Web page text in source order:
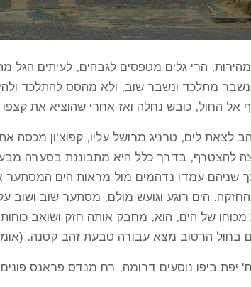
הרי גלים מטפסים לגבהים, לעיתים
מתלכד ונשבר שוב, ולא מהסס להתלכד
החול, כובש נחלה ואז אחרי שהוציא את קצפו
לצאת לים, טרניג מרושל עליו, קפוצ'ון מכסה
להצטרף, בדרך כלל היא מתבוננת בסערה
שניהם עמדו נדהמים מול מראות הים
הים רוגע וגועש מולם, מסתער שוב ושוב
של הים, הוא, מחבק אותה חזק ושואב
בחול הרטוב מצא עבורה טבעת זהב קטנה.
יפת ביפו נוסעים דרומה, רח מנדס פראנס